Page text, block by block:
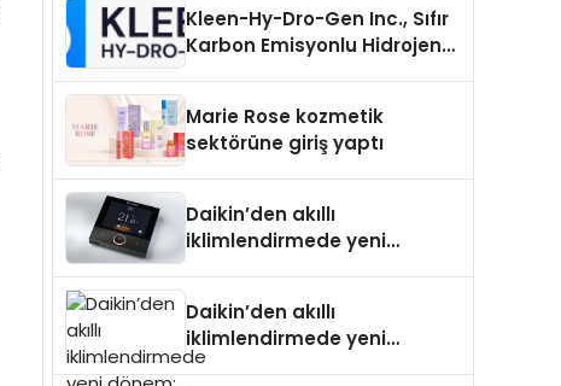
Kleen-Hy-Dro-Gen Inc., Sıfır
Karbon Emisyonlu Hidrojen
Aldı
Marie Rose kozmetik
sektörüne giriş yaptı
Daikin’den akıllı
iklimlendirmede yeni
Daikin’den akıllı
iklimlendirmede yeni
dönem: Madoka Plus